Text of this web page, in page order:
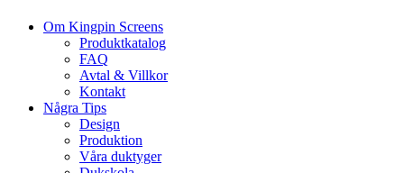
Om Kingpin Screens
Produktkatalog
FAQ
Avtal & Villkor
Kontakt
Några Tips
Design
Produktion
Våra duktyger